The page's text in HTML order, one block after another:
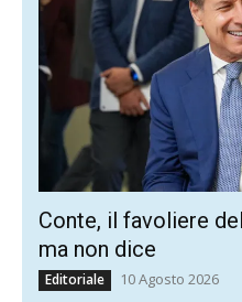
Conte, il favoliere
ma non dice
Editoriale 10 Agosto 2026